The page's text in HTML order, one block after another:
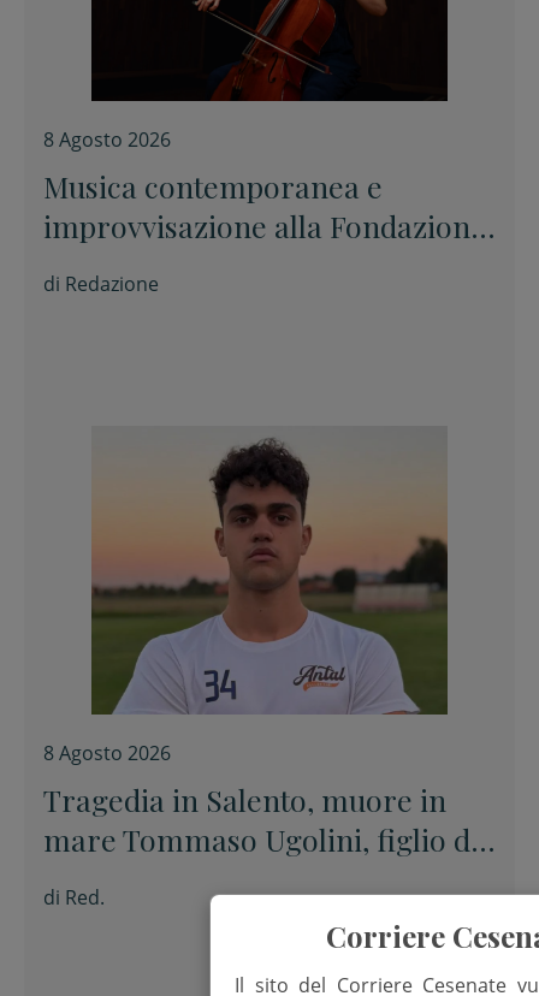
8 Agosto 2026
Musica contemporanea e
improvvisazione alla Fondazione
Tito Balestra di Longiano
di Redazione
8 Agosto 2026
Tragedia in Salento, muore in
mare Tommaso Ugolini, figlio del
primario di Chirurgia e nipote
della consigliera regionale
di Red.
Corriere
Il sito del Corriere Cesenate